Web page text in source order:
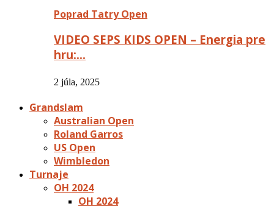
Poprad Tatry Open
VIDEO SEPS KIDS OPEN – Energia pre
hru:…
2 júla, 2025
Grandslam
Australian Open
Roland Garros
US Open
Wimbledon
Turnaje
OH 2024
OH 2024